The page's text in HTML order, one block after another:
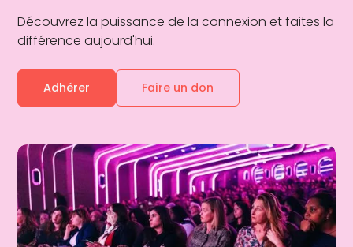
Découvrez la puissance de la connexion et faites la
différence aujourd'hui.
Adhérer Faire un don